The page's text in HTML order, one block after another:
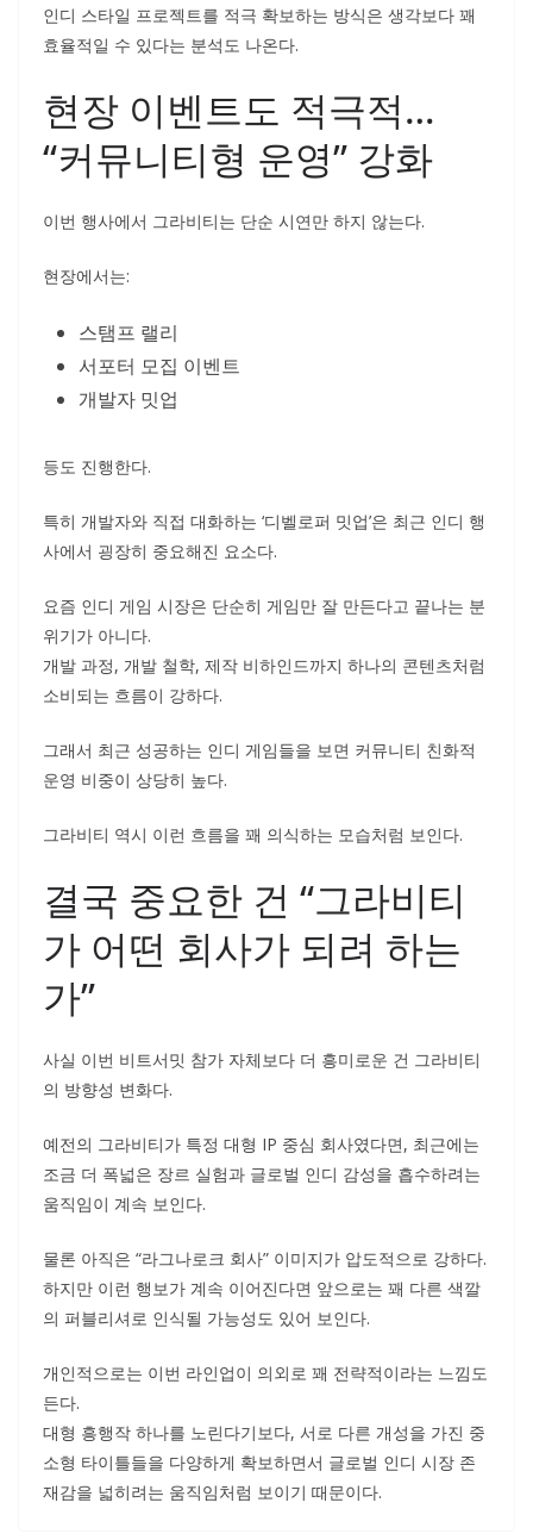
인디 스타일 프로젝트를 적극 확보하는 방식은 생각보다 꽤
효율적일 수 있다는 분석도 나온다.
현장 이벤트도 적극적…
“커뮤니티형 운영” 강화
이번 행사에서 그라비티는 단순 시연만 하지 않는다.
현장에서는:
스탬프 랠리
서포터 모집 이벤트
개발자 밋업
등도 진행한다.
특히 개발자와 직접 대화하는 ‘디벨로퍼 밋업’은 최근 인디 행
사에서 굉장히 중요해진 요소다.
요즘 인디 게임 시장은 단순히 게임만 잘 만든다고 끝나는 분
위기가 아니다.
개발 과정, 개발 철학, 제작 비하인드까지 하나의 콘텐츠처럼
소비되는 흐름이 강하다.
그래서 최근 성공하는 인디 게임들을 보면 커뮤니티 친화적
운영 비중이 상당히 높다.
그라비티 역시 이런 흐름을 꽤 의식하는 모습처럼 보인다.
결국 중요한 건 “그라비티
가 어떤 회사가 되려 하는
가”
사실 이번 비트서밋 참가 자체보다 더 흥미로운 건 그라비티
의 방향성 변화다.
예전의 그라비티가 특정 대형 IP 중심 회사였다면, 최근에는
조금 더 폭넓은 장르 실험과 글로벌 인디 감성을 흡수하려는
움직임이 계속 보인다.
물론 아직은 “라그나로크 회사” 이미지가 압도적으로 강하다.
하지만 이런 행보가 계속 이어진다면 앞으로는 꽤 다른 색깔
의 퍼블리셔로 인식될 가능성도 있어 보인다.
개인적으로는 이번 라인업이 의외로 꽤 전략적이라는 느낌도
든다.
대형 흥행작 하나를 노린다기보다, 서로 다른 개성을 가진 중
소형 타이틀들을 다양하게 확보하면서 글로벌 인디 시장 존
재감을 넓히려는 움직임처럼 보이기 때문이다.